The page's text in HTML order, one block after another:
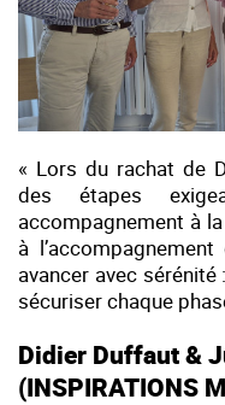
« Lors du rachat de
des étapes
accompagnement à
à
avancer avec
sécuriser chaque
Didier Duffaut &
(INSPIRATIONS